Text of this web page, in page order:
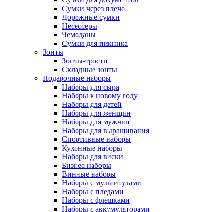
Сумки через плечо
Дорожные сумки
Несессеры
Чемоданы
Сумки для пикника
Зонты
Зонты-трости
Складные зонты
Подарочные наборы
Наборы для сыра
Наборы к новому году
Наборы для детей
Наборы для женщин
Наборы для мужчин
Наборы для выращивания
Спортивные наборы
Кухонные наборы
Наборы для виски
Бизнес наборы
Винные наборы
Наборы с мультитулами
Наборы с пледами
Наборы с флешками
Наборы с аккумуляторами